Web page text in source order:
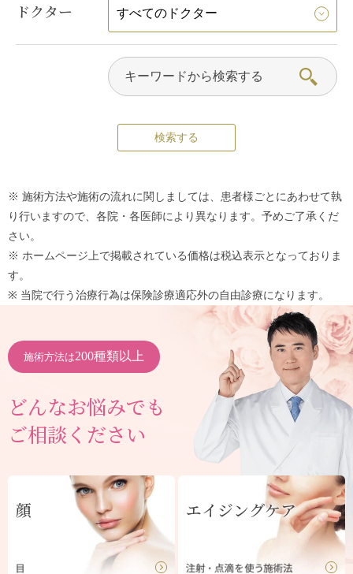
ドクター
※ 施術方法や施術の流れに関しましては、患者様ごとにあわせて執
り行いますので、各院・各医師により異なります。予めご了承くだ
さい。
※ ホームページ上で掲載されている価格は税込表示となっておりま
す。
※ 当院で行う治療行為は保険診療適応外の自由診療になります。
施術方法は200種類以上
どんなお悩みでも
ご相談ください
顔 エイジングケア